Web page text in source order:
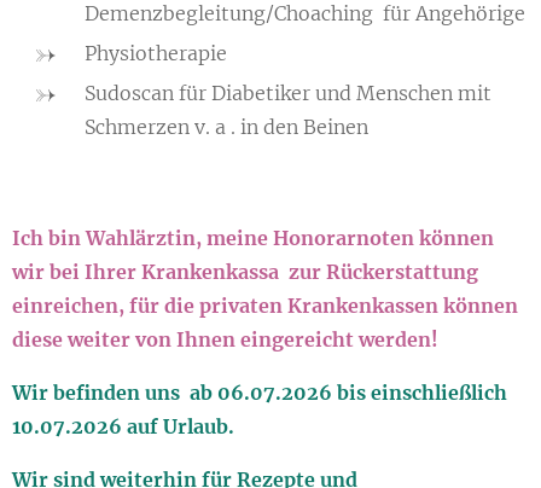
Demenzbegleitung/Choaching für Angehörige
Physiotherapie
Sudoscan für Diabetiker und Menschen mit
Schmerzen v. a . in den Beinen
Ich bin Wahlärztin, meine Honorarnoten können
wir bei Ihrer Krankenkassa zur Rückerstattung
einreichen, für die privaten Krankenkassen können
diese weiter von Ihnen eingereicht werden!
Wir befinden uns ab 06.07.2026 bis einschließlich
10.07.2026 auf Urlaub.
Wir sind weiterhin für Rezepte und